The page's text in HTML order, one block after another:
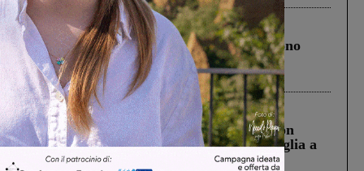
Cronaca 4 Agosto 2026
Un anno fa la strage in A1 in cui morirono
Gianni, Giulia e Franco. Lo schianto, il
processo, lo stop ai sorpassi fra tir....
Cronaca 3 Agosto 2026
Scomparso da una struttura di Castiglion
Fiorentino l’uomo che aveva ucciso la figlia a
Levane nel 2020